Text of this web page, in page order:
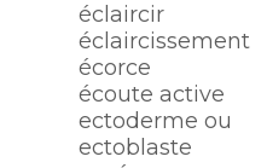
éclaircir
éclaircissement
écorce
écoute active
ectoderme ou
ectoblaste